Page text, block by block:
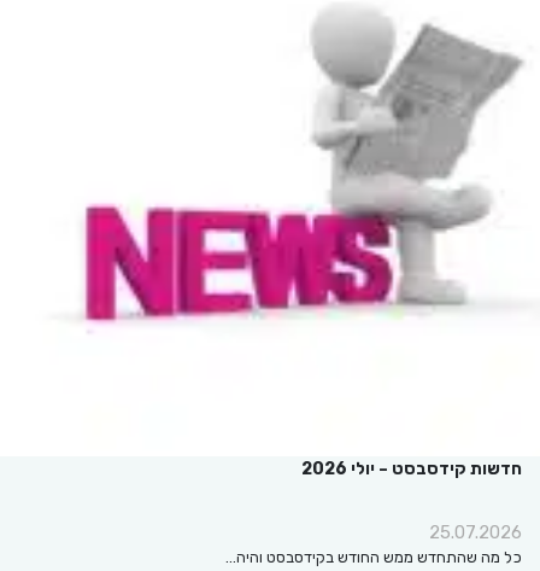
חדשות קידסבסט – יולי 2026
25.07.2026
כל מה שהתחדש ממש החודש בקידסבסט והיה…